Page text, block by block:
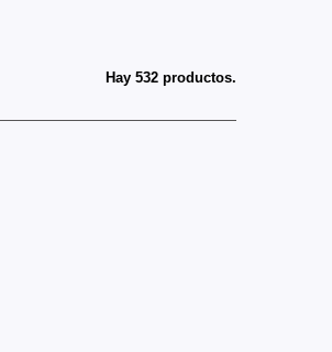
Hay 532 productos.